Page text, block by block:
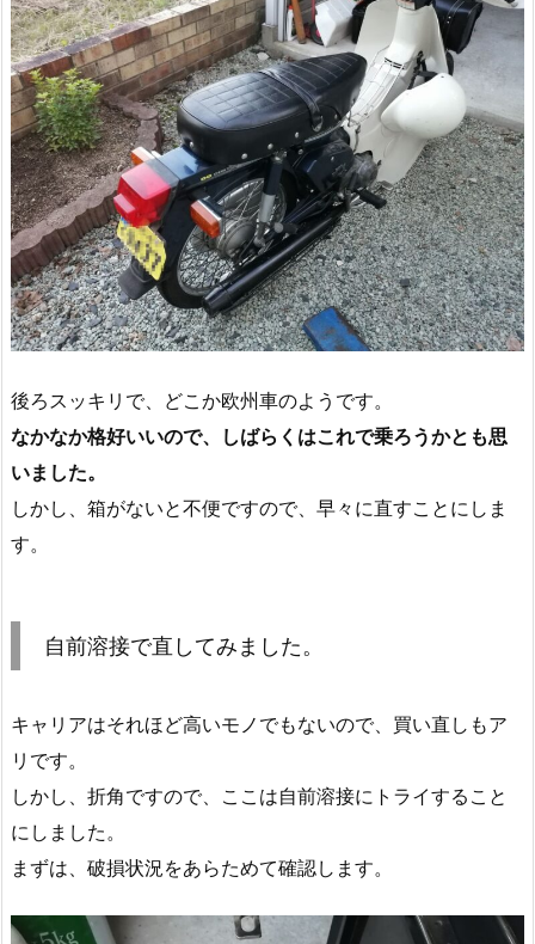
後ろスッキリで、どこか欧州車のようです。
なかなか格好いいので、しばらくはこれで乗ろうかとも思
いました。
しかし、箱がないと不便ですので、早々に直すことにしま
す。
自前溶接で直してみました。
キャリアはそれほど高いモノでもないので、買い直しもア
リです。
しかし、折角ですので、ここは自前溶接にトライすること
にしました。
まずは、破損状況をあらためて確認します。